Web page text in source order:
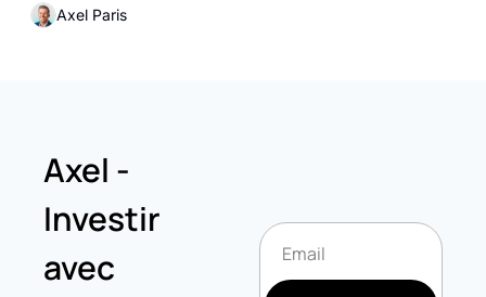
permissions"
Axel Paris
Axel -
Investir
avec